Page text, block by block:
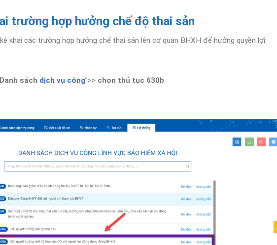
trường hợp hưởng chế độ thai sản
khai các trường hợp hưởng chế thai sản lên cơ quan BHXH để hưởng quyền lợi.
sách dịch vụ công”>> chọn thủ tục 630b